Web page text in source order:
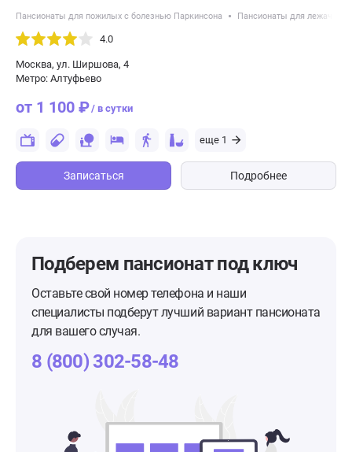
Пансионаты для пожилых с болезнью Паркинсона Пансионаты для лежачих
4.0
Москва, ул. Ширшова, 4
Метро: Алтуфьево
от 1 100 ₽/ в сутки
еще 1
Записаться Подробнее
Подберем пансионатпод ключ
Оставьте свой номер телефона и наши
специалисты подберут лучший вариант пансионата
для вашего случая.
8 (800) 302-58-48